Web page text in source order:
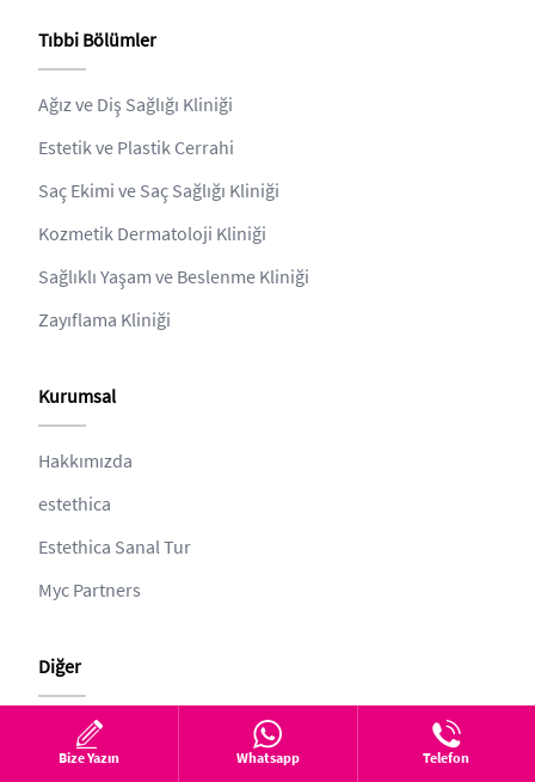
Tıbbi Bölümler
Ağız ve Diş Sağlığı Kliniği
Estetik ve Plastik Cerrahi
Saç Ekimi ve Saç Sağlığı Kliniği
Kozmetik Dermatoloji Kliniği
Sağlıklı Yaşam ve Beslenme Kliniği
Zayıflama Kliniği
Kurumsal
Hakkımızda
estethica
Estethica Sanal Tur
Myc Partners
Diğer
Gizlilik
Bize Yazın Whatsapp Telefon